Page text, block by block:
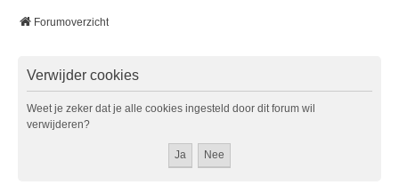
Forumoverzicht
Verwijder cookies
Weet je zeker dat je alle cookies ingesteld door dit forum wil
verwijderen?